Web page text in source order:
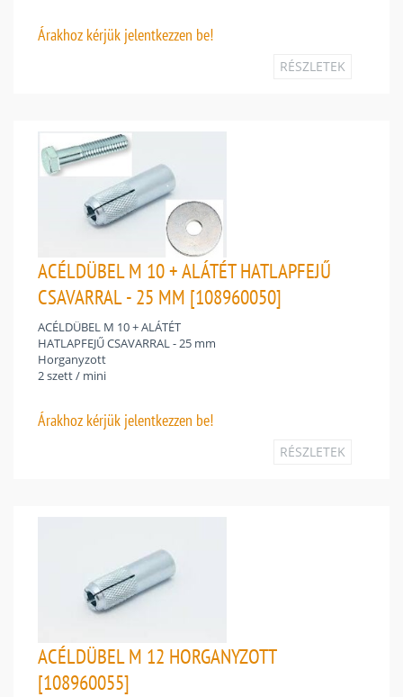
Árakhoz kérjük jelentkezzen be!
RÉSZLETEK
ACÉLDÜBEL M 10 + ALÁTÉT HATLAPFEJŰ
CSAVARRAL - 25 MM [108960050]
ACÉLDÜBEL M 10 + ALÁTÉT
HATLAPFEJŰ CSAVARRAL - 25 mm
Horganyzott
2 szett / mini
Árakhoz kérjük jelentkezzen be!
RÉSZLETEK
ACÉLDÜBEL M 12 HORGANYZOTT
[108960055]